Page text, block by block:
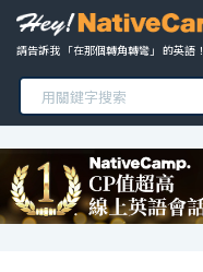
請告訴我 「在那個轉角轉彎」 的英語！